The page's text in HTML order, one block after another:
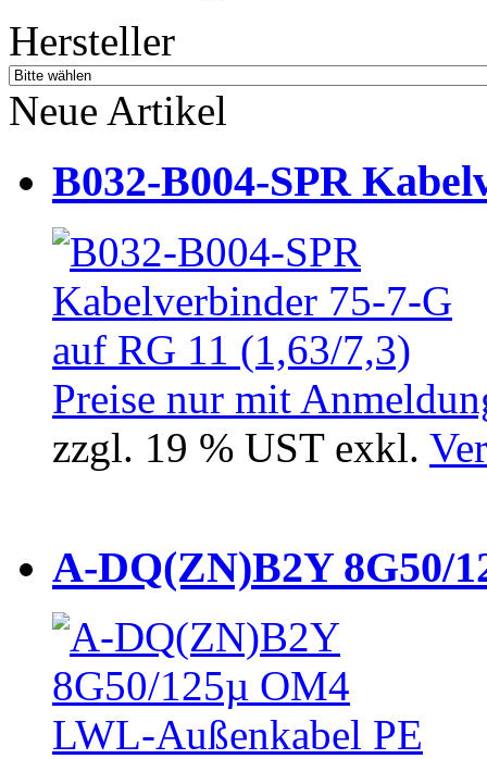
Hersteller
Neue Artikel
B032-B004-SPR
Preise nur mit
zzgl. 19 % UST exkl.
A-DQ(ZN)B2Y 8G50/